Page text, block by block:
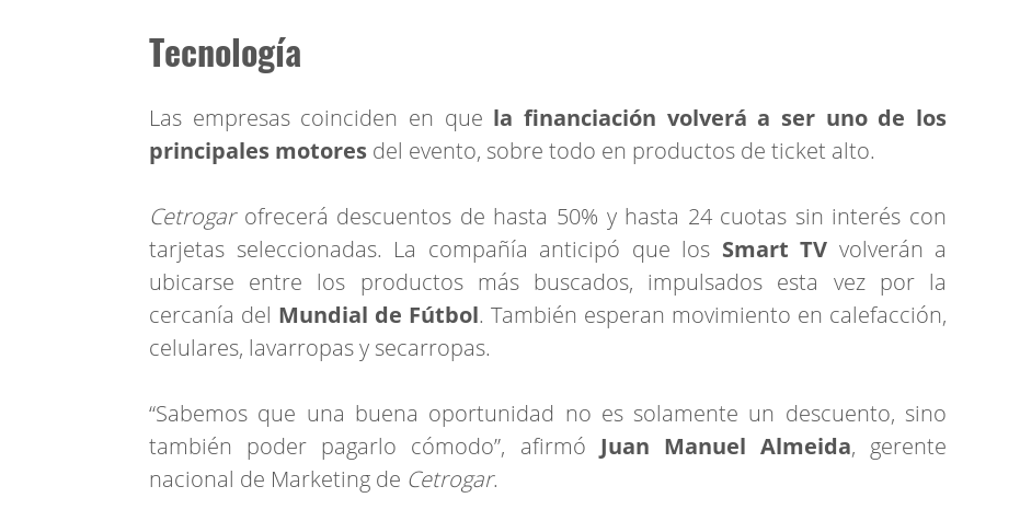
Tecnología
Las empresas coinciden en que la financiación volverá a ser uno de los
principales motores del evento, sobre todo en productos de ticket alto.
Cetrogar ofrecerá descuentos de hasta 50% y hasta 24 cuotas sin interés con
tarjetas seleccionadas. La compañía anticipó que los Smart TV volverán a
ubicarse entre los productos más buscados, impulsados esta vez por la
cercanía del Mundial de Fútbol. También esperan movimiento en calefacción,
celulares, lavarropas y secarropas.
“Sabemos que una buena oportunidad no es solamente un descuento, sino
también poder pagarlo cómodo”, afirmó Juan Manuel Almeida, gerente
nacional de Marketing de Cetrogar.